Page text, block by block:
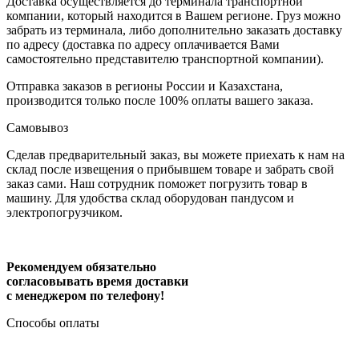
компании, который находится в Вашем регионе. Груз можно
забрать из терминала, либо дополнительно заказать доставку
по адресу (доставка по адресу оплачивается Вами
самостоятельно представителю транспортной компании).
Отправка заказов в регионы России и Казахстана,
производится только после 100% оплаты вашего заказа.
Самовывоз
Сделав предварительный заказ, вы можете приехать к нам на
склад после извещения о прибывшем товаре и забрать свой
заказ сами. Наш сотрудник поможет погрузить товар в
машину. Для удобства склад оборудован пандусом и
электропогрузчиком.
Рекомендуем обязательно
согласовывать время доставки
с менеджером по телефону!
Способы оплаты